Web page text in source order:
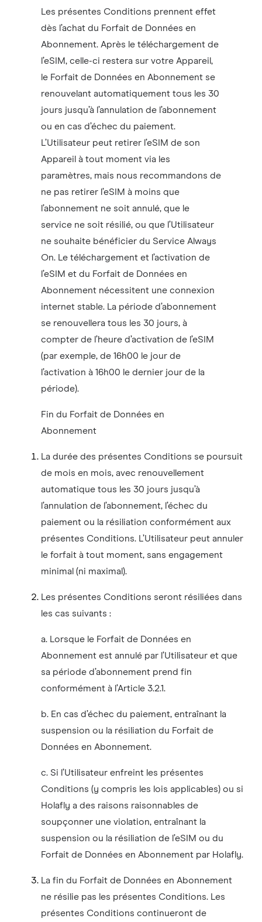
Les présentes Conditions prennent effet
dès l’achat du Forfait de Données en
Abonnement. Après le téléchargement de
l’eSIM, celle-ci restera sur votre Appareil,
le Forfait de Données en Abonnement se
renouvelant automatiquement tous les 30
jours jusqu’à l’annulation de l’abonnement
ou en cas d’échec du paiement.
L’Utilisateur peut retirer l’eSIM de son
Appareil à tout moment via les
paramètres, mais nous recommandons de
ne pas retirer l’eSIM à moins que
l’abonnement ne soit annulé, que le
service ne soit résilié, ou que l’Utilisateur
ne souhaite bénéficier du Service Always
On. Le téléchargement et l’activation de
l’eSIM et du Forfait de Données en
Abonnement nécessitent une connexion
internet stable. La période d’abonnement
se renouvellera tous les 30 jours, à
compter de l’heure d’activation de l’eSIM
(par exemple, de 16h00 le jour de
l’activation à 16h00 le dernier jour de la
période).
Fin du Forfait de Données en
Abonnement
La durée des présentes Conditions se poursuit
de mois en mois, avec renouvellement
automatique tous les 30 jours jusqu’à
l’annulation de l’abonnement, l’échec du
paiement ou la résiliation conformément aux
présentes Conditions. L’Utilisateur peut annuler
le forfait à tout moment, sans engagement
minimal (ni maximal).
Les présentes Conditions seront résiliées dans
les cas suivants :
a. Lorsque le Forfait de Données en
Abonnement est annulé par l’Utilisateur et que
sa période d’abonnement prend fin
conformément à l’Article 3.2.1.
b. En cas d’échec du paiement, entraînant la
suspension ou la résiliation du Forfait de
Données en Abonnement.
c. Si l’Utilisateur enfreint les présentes
Conditions (y compris les lois applicables) ou si
Holafly a des raisons raisonnables de
soupçonner une violation, entraînant la
suspension ou la résiliation de l’eSIM ou du
Forfait de Données en Abonnement par Holafly.
La fin du Forfait de Données en Abonnement
ne résilie pas les présentes Conditions. Les
présentes Conditions continueront de